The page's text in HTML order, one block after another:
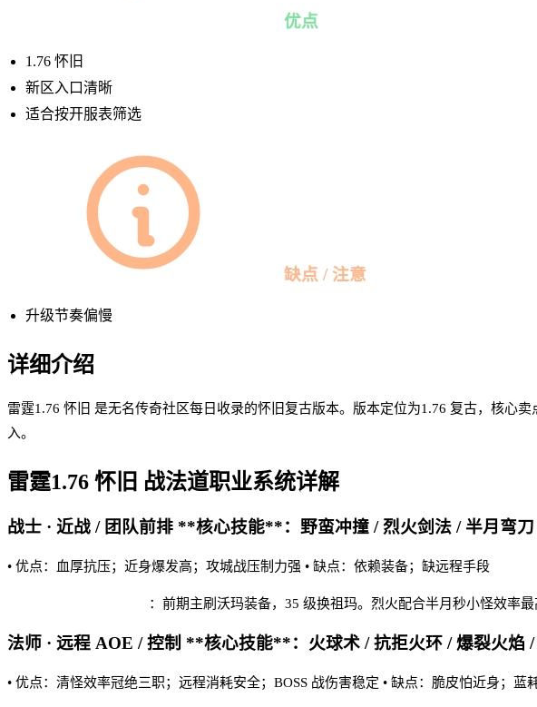
优点
1.76 怀旧
新区入口清晰
适合按开服表筛选
缺点 / 注意
升级节奏偏慢
详细介绍
雷霆1.76 怀旧 是无名传奇社区每日收录的怀旧复古版本。版本定位为1.76 复古，核心
入。
雷霆1.76 怀旧 战法道职业系统详解
战士 · 近战 / 团队前排 **核心技能**：野蛮冲撞 / 烈火剑法 / 半月弯
• 优点：血厚抗压；近身爆发高；攻城战压制力强 • 缺点：依赖装备；缺远程手段
：前期主刷沃玛装备，35 级换祖玛。烈火配合半月秒小怪效率最
法师 · 远程 AOE / 控制 **核心技能**：火球术 / 抗拒火环 / 爆裂火焰
• 优点：清怪效率冠绝三职；远程消耗安全；BOSS 战伤害稳定 • 缺点：脆皮怕近身；蓝